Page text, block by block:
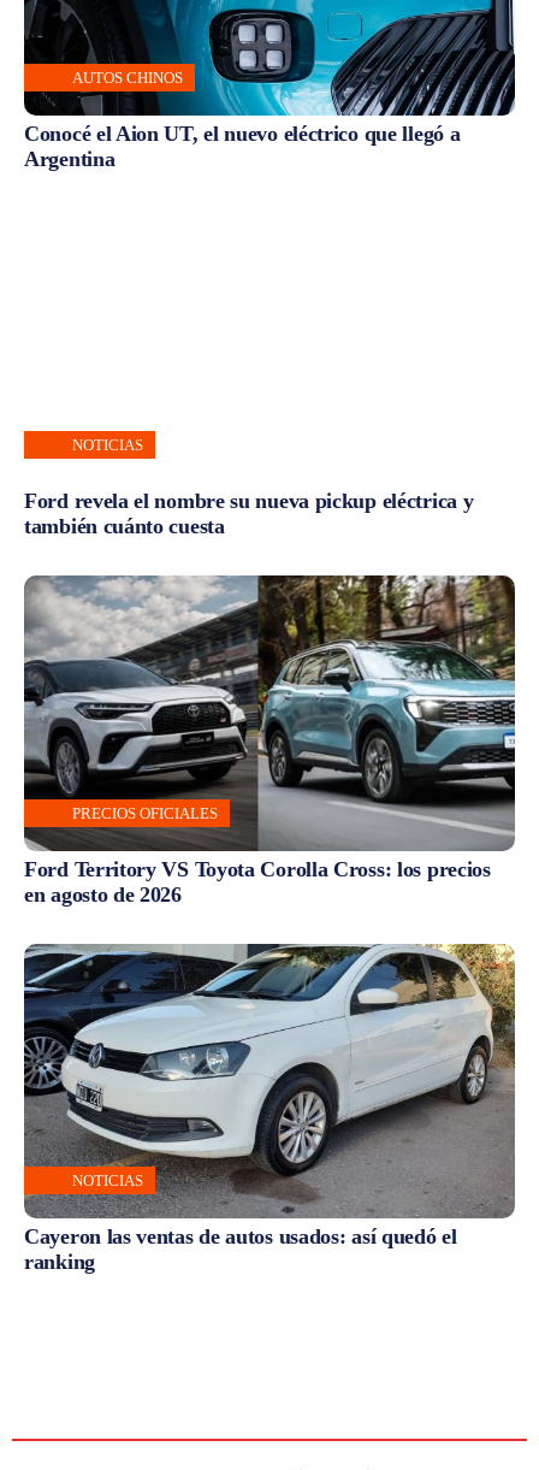
AUTOS CHINOS
Conocé el Aion UT, el nuevo eléctrico que llegó a
Argentina
NOTICIAS
Ford revela el nombre su nueva pickup eléctrica y
también cuánto cuesta
PRECIOS OFICIALES
Ford Territory VS Toyota Corolla Cross: los precios
en agosto de 2026
NOTICIAS
Cayeron las ventas de autos usados: así quedó el
ranking